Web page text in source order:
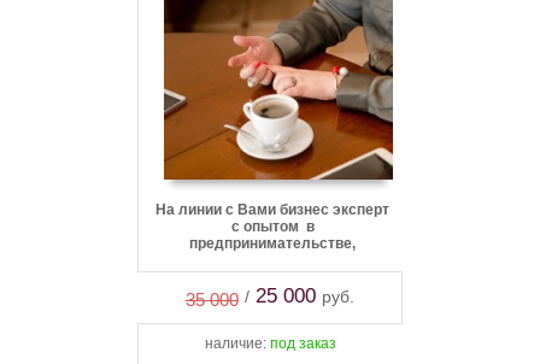
На линии с Вами бизнес эксперт
с опытом в
предпринимательстве,
35 000 /25 000 руб.
наличие: под заказ